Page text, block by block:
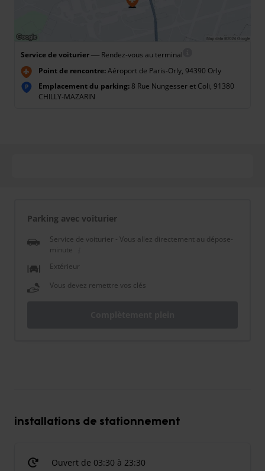
Service de voiturier— Rendez-vous au terminal
Point de rencontre:Aéroport de Paris-Orly, 94390 Orly
P Emplacement du parking: 8 Rue Nungesser et Coli, 91380
CHILLY-MAZARIN
Parking avec voiturier
Service de voiturier - Vous allez directement au dépose-
minute
Extérieur
Vous devez remettre vos clés
installations de stationnement
Ouvert de 03:30 à 23:30